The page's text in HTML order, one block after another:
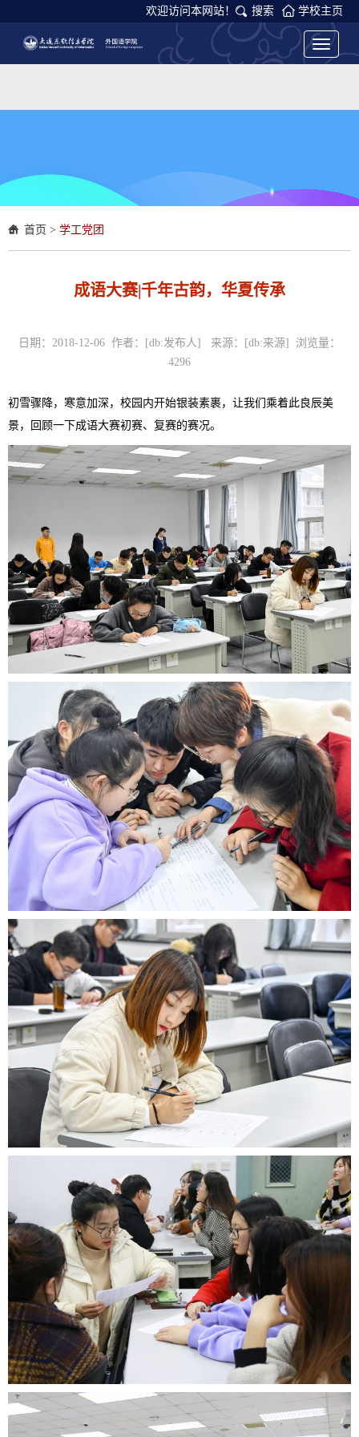
欢迎访问本网站！ 搜索 学校主页
Toggle
首页 > 学工党团
成语大赛|千年古韵，华夏传承
日期：2018-12-06 作者：[db:发布人] 来源：[db:来源] 浏览量：
4296
初雪骤降，寒意加深，校园内开始银装素裹，让我们乘着此良辰美
景，回顾一下成语大赛初赛、复赛的赛况。